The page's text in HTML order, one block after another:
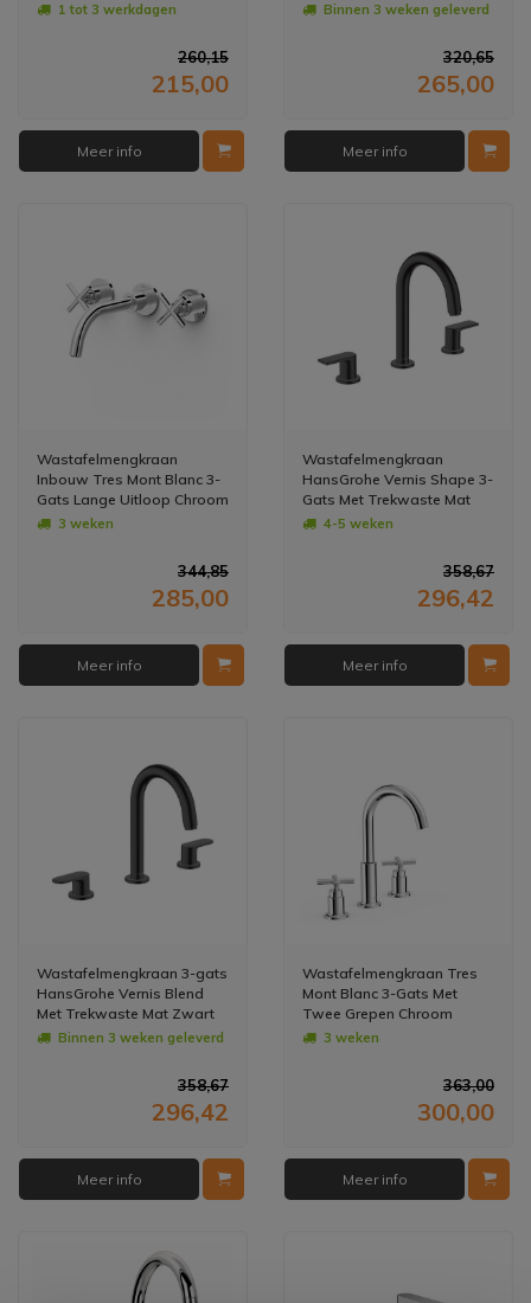
1 tot 3 werkdagen
260,15
215,00
Meer info
Binnen 3 weken geleverd
320,65
265,00
Meer info
Wastafelmengkraan
Inbouw Tres Mont Blanc 3-
Gats Lange Uitloop Chroom
3 weken
344,85
285,00
Meer info
Wastafelmengkraan
HansGrohe Vernis Shape 3-
Gats Met Trekwaste Mat
Zwart4-5 weken
358,67
296,42
Meer info
Wastafelmengkraan 3-gats
HansGrohe Vernis Blend
Met Trekwaste Mat Zwart
Binnen 3 weken geleverd
358,67
296,42
Meer info
Wastafelmengkraan Tres
Mont Blanc 3-Gats Met
Twee Grepen Chroom
3 weken
363,00
300,00
Meer info